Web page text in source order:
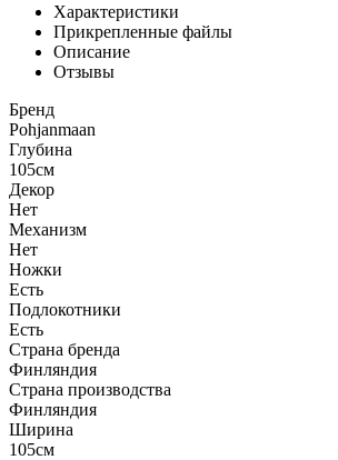
Характеристики
Прикрепленные файлы
Описание
Отзывы
Бренд
Pohjanmaan
Глубина
105см
Декор
Нет
Механизм
Нет
Ножки
Есть
Подлокотники
Есть
Страна бренда
Финляндия
Страна производства
Финляндия
Ширина
105см